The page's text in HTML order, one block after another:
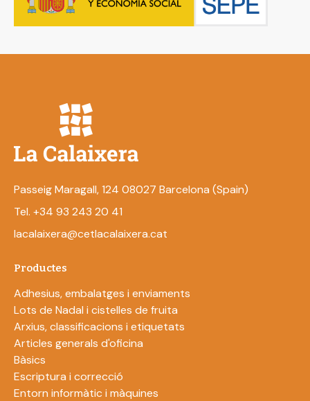
Passeig Maragall, 124 08027 Barcelona (Spain)
Tel. +34 93 243 20 41
lacalaixera@cetlacalaixera.cat
Productes
Adhesius, embalatges i enviaments
Lots de Nadal i cistelles de fruita
Arxius, classificacions i etiquetats
Articles generals d'oficina
Bàsics
Escriptura i correcció
Entorn informàtic i màquines